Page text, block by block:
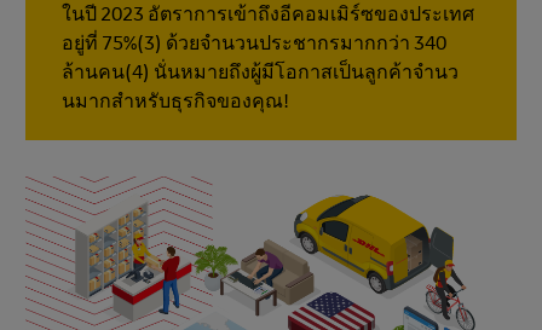
ในปี 2023 อัตราการเข้าถึงอีคอมเมิร์ซของประเทศ
อยู่ที่ 75%(3) ด้วยจํานวนประชากรมากกว่า 340
ล้านคน(4) นั่นหมายถึงผู้มีโอกาสเป็นลูกค้าจํานว
นมากสําหรับธุรกิจของคุณ!